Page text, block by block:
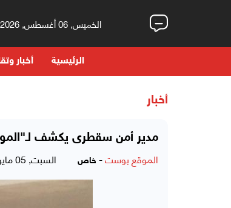
الخميس, 06 أغسطس, 2026 06:20 صباحاً
الرئيسية أخبار
أخبار
مدير أمن سقطرى يكشف
الموقع بوست- خاص السبت, 05 مايو, 2018 - 01:21 صباحاً